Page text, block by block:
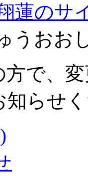
蓮のサ
うおお
で、
知らせ